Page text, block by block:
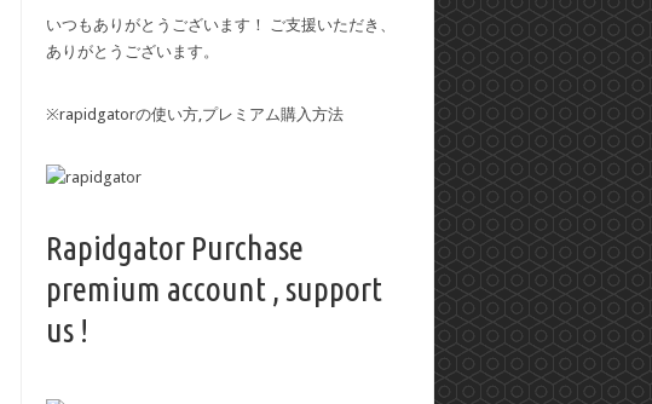
いつもありがとうございます！ ご支援いただき、
ありがとうございます。
※rapidgatorの使い方,プレミアム購入方法
Rapidgator Purchase
premium account , support
us !